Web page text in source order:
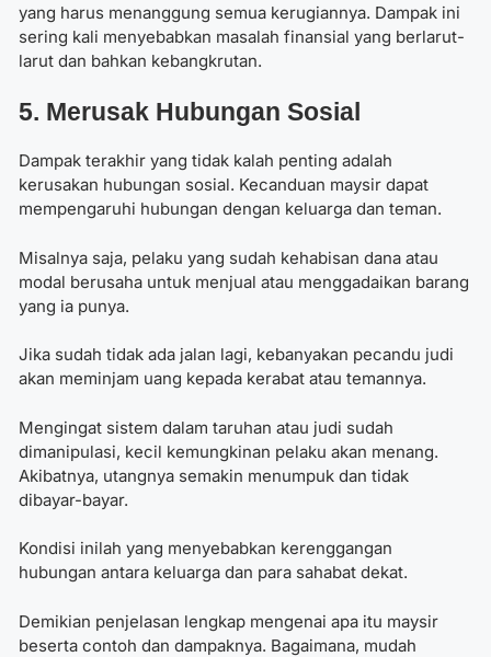
yang harus menanggung semua kerugiannya. Dampak ini
sering kali menyebabkan masalah finansial yang berlarut-
larut dan bahkan kebangkrutan.
5. Merusak Hubungan Sosial
Dampak terakhir yang tidak kalah penting adalah
kerusakan hubungan sosial. Kecanduan maysir dapat
mempengaruhi hubungan dengan keluarga dan teman.
Misalnya saja, pelaku yang sudah kehabisan dana atau
modal berusaha untuk menjual atau menggadaikan barang
yang ia punya.
Jika sudah tidak ada jalan lagi, kebanyakan pecandu judi
akan meminjam uang kepada kerabat atau temannya.
Mengingat sistem dalam taruhan atau judi sudah
dimanipulasi, kecil kemungkinan pelaku akan menang.
Akibatnya, utangnya semakin menumpuk dan tidak
dibayar-bayar.
Kondisi inilah yang menyebabkan kerenggangan
hubungan antara keluarga dan para sahabat dekat.
Demikian penjelasan lengkap mengenai apa itu maysir
beserta contoh dan dampaknya. Bagaimana, mudah